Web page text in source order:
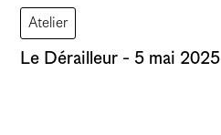
Atelier
Le Dérailleur - 5 mai 2025